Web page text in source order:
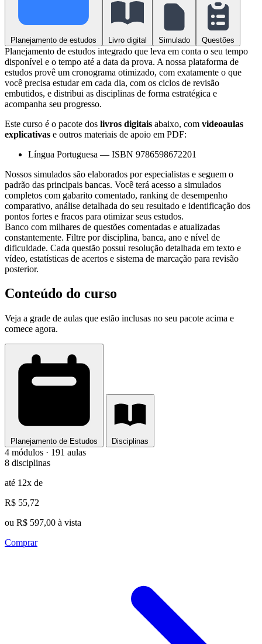
Planejamento de estudos Livro digital Simulado Questões
Planejamento de estudos integrado que leva em conta o seu tempo
disponível e o tempo até a data da prova. A nossa plataforma de
estudos provê um cronograma otimizado, com exatamente o que
você precisa estudar em cada dia, com os ciclos de revisão
embutidos, e distribui as disciplinas de forma estratégica e
acompanha seu progresso.
Este curso é o pacote dos livros digitais abaixo, com videoaulas
explicativas e outros materiais de apoio em PDF:
Língua Portuguesa — ISBN 9786598672201
Nossos simulados são elaborados por especialistas e seguem o
padrão das principais bancas. Você terá acesso a simulados
completos com gabarito comentado, ranking de desempenho
comparativo, análise detalhada do seu resultado e identificação dos
pontos fortes e fracos para otimizar seus estudos.
Banco com milhares de questões comentadas e atualizadas
constantemente. Filtre por disciplina, banca, ano e nível de
dificuldade. Cada questão possui resolução detalhada em texto e
vídeo, estatísticas de acertos e sistema de marcação para revisão
posterior.
Conteúdo do curso
Veja a grade de aulas que estão inclusas no seu pacote acima e
comece agora.
Planejamento de Estudos Disciplinas
4 módulos · 191 aulas
8 disciplinas
até 12x de
R$ 55,72
ou R$ 597,00 à vista
Comprar